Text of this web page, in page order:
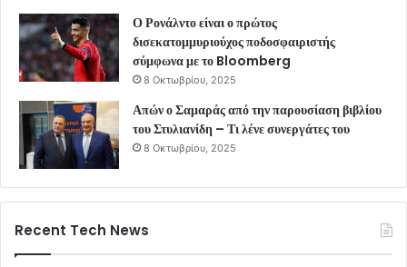
Ο Ρονάλντο είναι ο πρώτος
δισεκατομμυριούχος ποδοσφαιριστής
σύμφωνα με το Bloomberg
8 Οκτωβρίου, 2025
Απών ο Σαμαράς από την παρουσίαση βιβλίου
του Στυλιανίδη – Τι λένε συνεργάτες του
8 Οκτωβρίου, 2025
Recent Tech News